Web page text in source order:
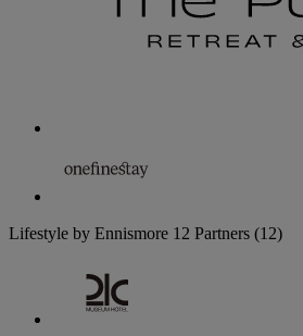
Lifestyle by Ennismore 12 Partners (12)